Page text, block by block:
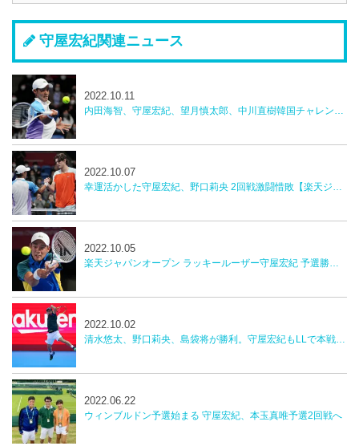
守屋宏紀関連ニュース
内田海智、守屋宏紀、望月慎太郎、中川直樹韓国チャレンジャー
2022.10.11
幸運活かした守屋宏紀、野口莉央 2回戦激闘惜敗【楽天ジャパンオープン】
2022.10.07
楽天ジャパンオープン ラッキールーザー守屋宏紀 予選勝者野口莉央 勝利 2回戦へ
2022.10.05
清水悠太、野口莉央、島袋将が勝利。守屋宏紀もLLで本戦へ！【楽天ジャパンオープンテニス】
2022.10.02
ウィンブルドン予選始まる 守屋宏紀、本玉真唯予選2回戦へ
2022.06.22